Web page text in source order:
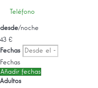
Teléfono
desde/noche
43 €
Fechas
Fechas
Añadir fechas
Adultos